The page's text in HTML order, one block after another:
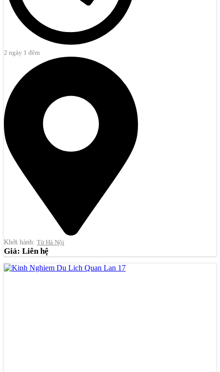
2 ngày 1 đêm
Khởi hành: Từ Hà Nội
Giá: Liên hệ